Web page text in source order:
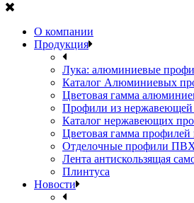
О компании
Продукция
Лука: алюминиевые
Каталог Алюминиевых
Цветовая гамма
Профили из нержавеющей
Каталог нержавеющих
Цветовая гамма
Отделочные профили
Лента антискользящая
Плинтуса
Новости